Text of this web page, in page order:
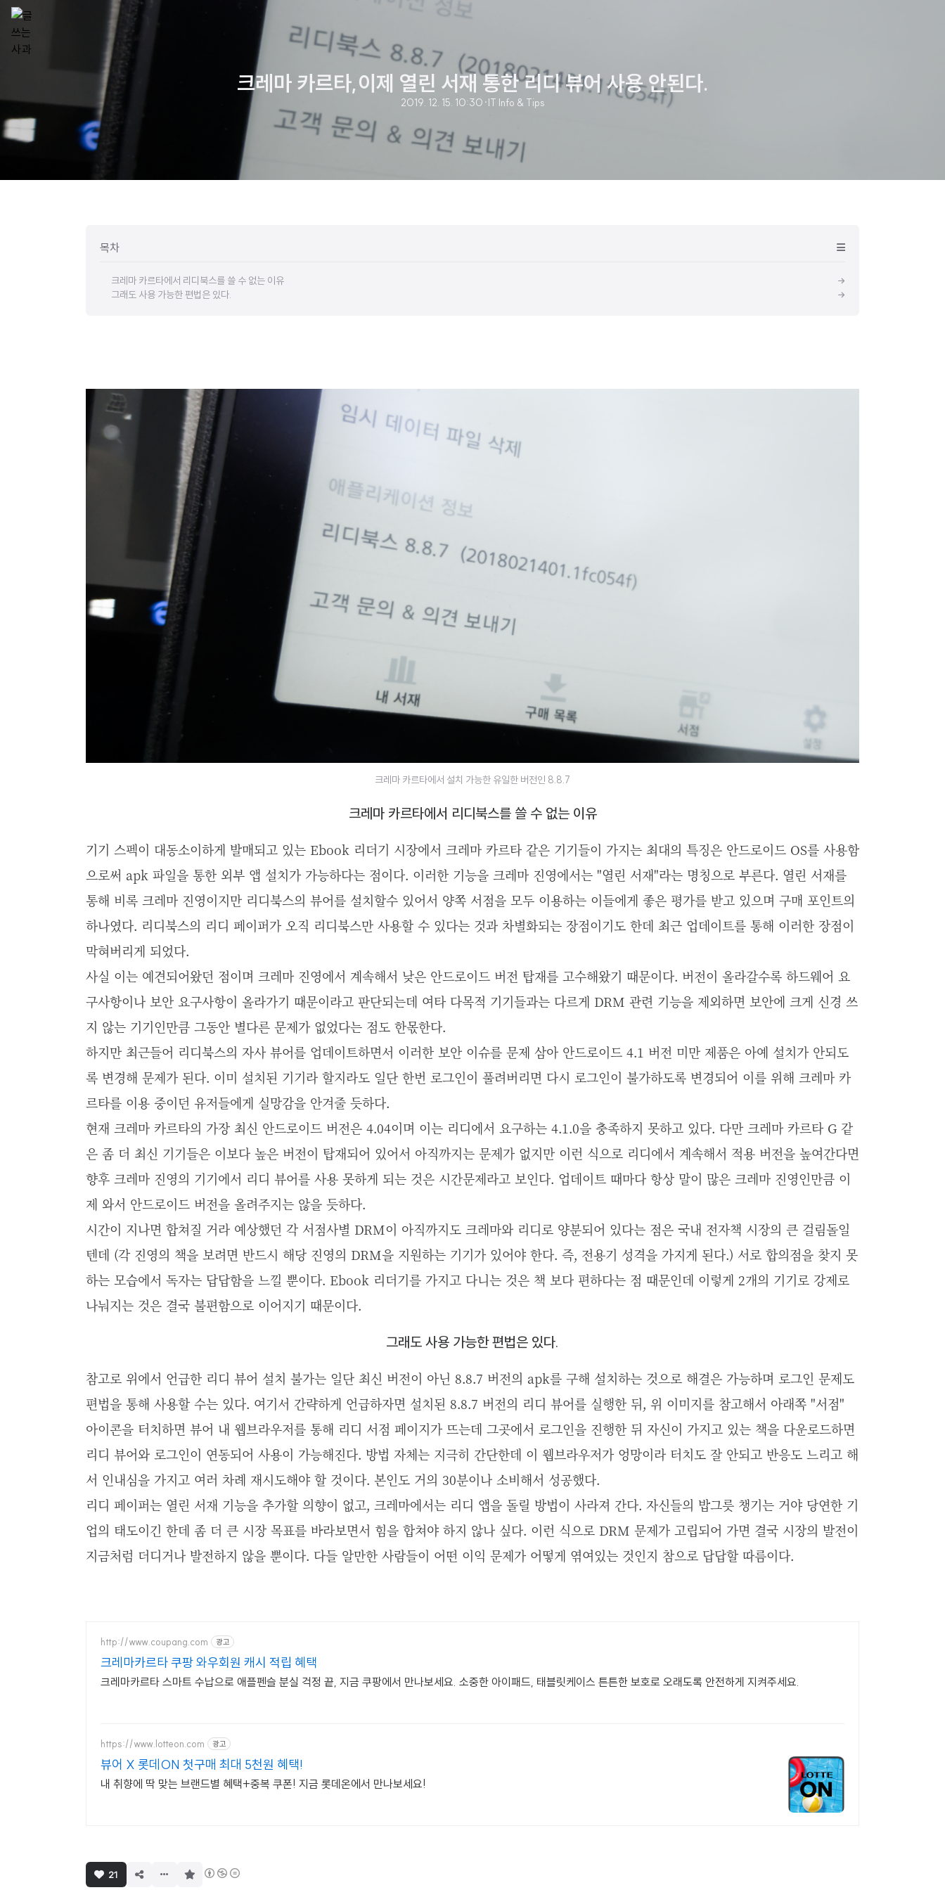
크레마 카르타,이제 열린 서재 통한 리디 뷰어 사용 안된다.
2019. 12. 15. 10:30 ·IT Info & Tips
목차
크레마 카르타에서 리디북스를 쓸 수 없는 이유
그래도 사용 가능한 편법은 있다.
크레마 카르타에서 설치 가능한 유일한 버전인 8.8.7
크레마 카르타에서 리디북스를 쓸 수 없는 이유
기기 스펙이 대동소이하게 발매되고 있는 Ebook 리더기 시장에서 크레마 카르타 같은 기기들이 가지는 최대의 특징은 안드로이드 OS를 사용함
으로써 apk 파일을 통한 외부 앱 설치가 가능하다는 점이다. 이러한 기능을 크레마 진영에서는 "열린 서재"라는 명칭으로 부른다. 열린 서재를
통해 비록 크레마 진영이지만 리디북스의 뷰어를 설치할수 있어서 양쪽 서점을 모두 이용하는 이들에게 좋은 평가를 받고 있으며 구매 포인트의
하나였다. 리디북스의 리디 페이퍼가 오직 리디북스만 사용할 수 있다는 것과 차별화되는 장점이기도 한데 최근 업데이트를 통해 이러한 장점이
막혀버리게 되었다.
사실 이는 예견되어왔던 점이며 크레마 진영에서 계속해서 낮은 안드로이드 버전 탑재를 고수해왔기 때문이다. 버전이 올라갈수록 하드웨어 요
구사항이나 보안 요구사항이 올라가기 때문이라고 판단되는데 여타 다목적 기기들과는 다르게 DRM 관련 기능을 제외하면 보안에 크게 신경 쓰
지 않는 기기인만큼 그동안 별다른 문제가 없었다는 점도 한몫한다.
하지만 최근들어 리디북스의 자사 뷰어를 업데이트하면서 이러한 보안 이슈를 문제 삼아 안드로이드 4.1 버전 미만 제품은 아예 설치가 안되도
록 변경해 문제가 된다. 이미 설치된 기기라 할지라도 일단 한번 로그인이 풀려버리면 다시 로그인이 불가하도록 변경되어 이를 위해 크레마 카
르타를 이용 중이던 유저들에게 실망감을 안겨줄 듯하다.
현재 크레마 카르타의 가장 최신 안드로이드 버전은 4.04이며 이는 리디에서 요구하는 4.1.0을 충족하지 못하고 있다. 다만 크레마 카르타 G 같
은 좀 더 최신 기기들은 이보다 높은 버전이 탑재되어 있어서 아직까지는 문제가 없지만 이런 식으로 리디에서 계속해서 적용 버전을 높여간다면
향후 크레마 진영의 기기에서 리디 뷰어를 사용 못하게 되는 것은 시간문제라고 보인다. 업데이트 때마다 항상 말이 많은 크레마 진영인만큼 이
제 와서 안드로이드 버전을 올려주지는 않을 듯하다.
시간이 지나면 합쳐질 거라 예상했던 각 서점사별 DRM이 아직까지도 크레마와 리디로 양분되어 있다는 점은 국내 전자책 시장의 큰 걸림돌일
텐데 (각 진영의 책을 보려면 반드시 해당 진영의 DRM을 지원하는 기기가 있어야 한다. 즉, 전용기 성격을 가지게 된다.) 서로 합의점을 찾지 못
하는 모습에서 독자는 답답함을 느낄 뿐이다. Ebook 리더기를 가지고 다니는 것은 책 보다 편하다는 점 때문인데 이렇게 2개의 기기로 강제로
나눠지는 것은 결국 불편함으로 이어지기 때문이다.
그래도 사용 가능한 편법은 있다.
참고로 위에서 언급한 리디 뷰어 설치 불가는 일단 최신 버전이 아닌 8.8.7 버전의 apk를 구해 설치하는 것으로 해결은 가능하며 로그인 문제도
편법을 통해 사용할 수는 있다. 여기서 간략하게 언급하자면 설치된 8.8.7 버전의 리디 뷰어를 실행한 뒤, 위 이미지를 참고해서 아래쪽 "서점"
아이콘을 터치하면 뷰어 내 웹브라우저를 통해 리디 서점 페이지가 뜨는데 그곳에서 로그인을 진행한 뒤 자신이 가지고 있는 책을 다운로드하면
리디 뷰어와 로그인이 연동되어 사용이 가능해진다. 방법 자체는 지극히 간단한데 이 웹브라우저가 엉망이라 터치도 잘 안되고 반응도 느리고 해
서 인내심을 가지고 여러 차례 재시도해야 할 것이다. 본인도 거의 30분이나 소비해서 성공했다.
리디 페이퍼는 열린 서재 기능을 추가할 의향이 없고, 크레마에서는 리디 앱을 돌릴 방법이 사라져 간다. 자신들의 밥그릇 챙기는 거야 당연한 기
업의 태도이긴 한데 좀 더 큰 시장 목표를 바라보면서 힘을 합쳐야 하지 않나 싶다. 이런 식으로 DRM 문제가 고립되어 가면 결국 시장의 발전이
지금처럼 더디거나 발전하지 않을 뿐이다. 다들 알만한 사람들이 어떤 이익 문제가 어떻게 엮여있는 것인지 참으로 답답할 따름이다.
http://www.coupang.com 광고
크레마카르타 쿠팡 와우회원 캐시 적립 혜택
크레마카르타 스마트 수납으로 애플펜슬 분실 걱정 끝, 지금 쿠팡에서 만나보세요. 소중한 아이패드, 태블릿케이스 튼튼한 보호로 오래도록 안전하게 지켜주세요.
https://www.lotteon.com 광고
뷰어 X 롯데ON 첫구매 최대 5천원 혜택!
내 취향에 딱 맞는 브랜드별 혜택+중복 쿠폰! 지금 롯데온에서 만나보세요!
21